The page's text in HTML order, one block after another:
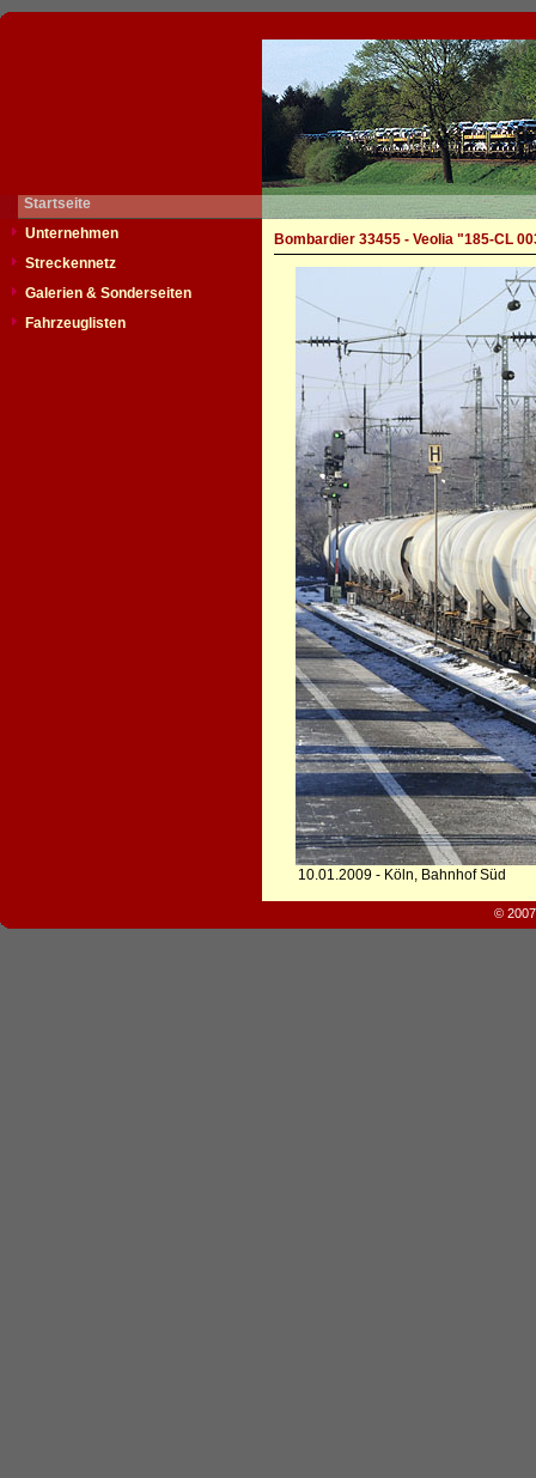
Startseite
Unternehmen
Streckennetz
Galerien & Sonderseiten
Fahrzeuglisten
Bombardier 33455 - Veolia "185-CL
10.01.2009 - Köln, Bahnhof Süd
©